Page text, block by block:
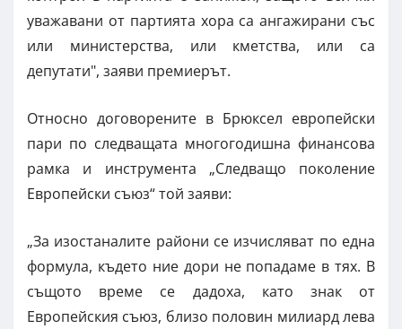
уважавани от партията хора са ангажирани със
или министерства, или кметства, или са
депутати", заяви премиерът.
Относно договорените в Брюксел европейски
пари по следващата многогодишна финансова
рамка и инструмента „Следващо поколение
Европейски съюз“ той заяви:
„За изостаналите райони се изчисляват по една
формула, където ние дори не попадаме в тях. В
същото време се дадоха, като знак от
Европейския съюз, близо половин милиард лева